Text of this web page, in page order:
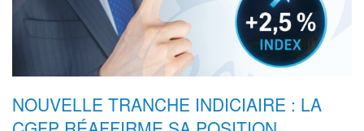
NOUVELLE TRANCHE INDICIAIRE : LA